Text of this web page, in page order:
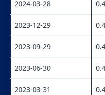
2024-03-28
2023-12-29
2023-09-29
2023-06-30
2023-03-31